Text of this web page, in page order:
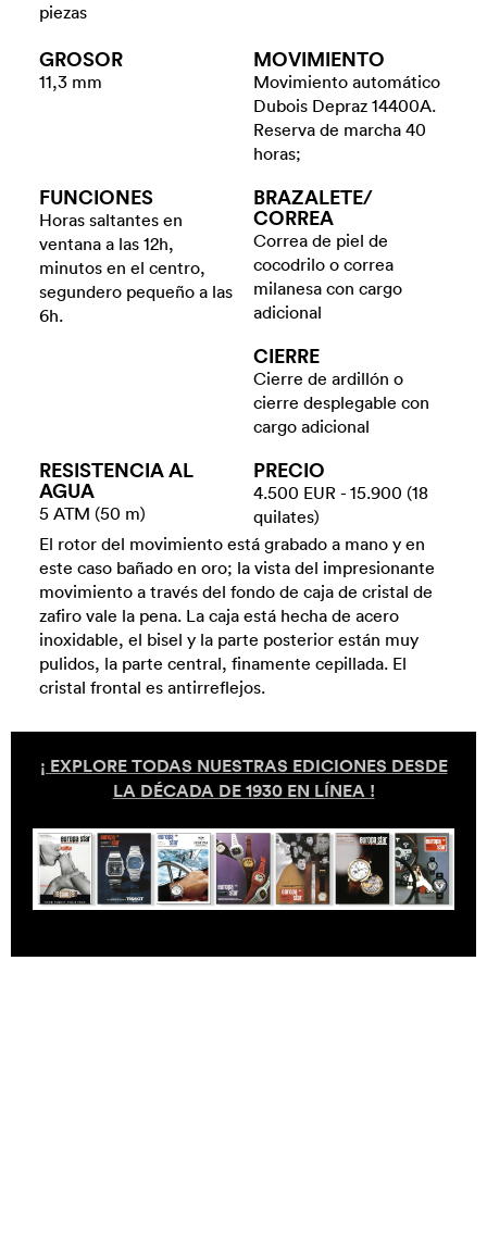
piezas
GROSOR
11,3 mm
MOVIMIENTO
Movimiento automático
Dubois Depraz 14400A.
Reserva de marcha 40
horas;
FUNCIONES
Horas saltantes en
ventana a las 12h,
minutos en el centro,
segundero pequeño a las
6h.
BRAZALETE/​
CORREA
Correa de piel de
cocodrilo o correa
milanesa con cargo
adicional
CIERRE
Cierre de ardillón o
cierre desplegable con
cargo adicional
RESISTENCIA AL
AGUA
5 ATM (50 m)
PRECIO
4.500 EUR - 15.900 (18
quilates)
El rotor del movimiento está grabado a mano y en
este caso bañado en oro; la vista del impresionante
movimiento a través del fondo de caja de cristal de
zafiro vale la pena. La caja está hecha de acero
inoxidable, el bisel y la parte posterior están muy
pulidos, la parte central, finamente cepillada. El
cristal frontal es antirreflejos.
¡ EXPLORE TODAS NUESTRAS EDICIONES DESDE
LA DÉCADA DE 1930 EN LÍNEA !